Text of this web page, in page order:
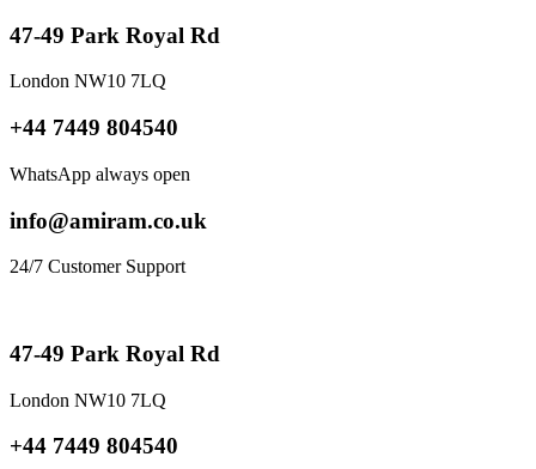
47-49 Park Royal Rd
London NW10 7LQ
+44 7449 804540
WhatsApp always open
info@amiram.co.uk
24/7 Customer Support
47-49 Park Royal Rd
London NW10 7LQ
+44 7449 804540